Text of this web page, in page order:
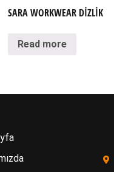
SARA WORKWEAR DİZLİK
Read more